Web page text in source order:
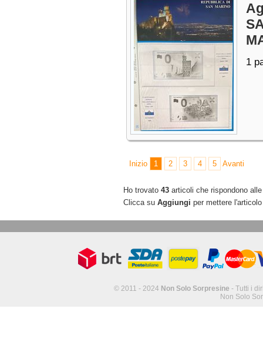
1
Inizio 1 2 3 4 5 Avanti
Ho trovato 43 articoli che rispondono
Clicca su Aggiungi per mettere
© 2011 - 2024 Non Solo Sorpresine - Tutti i
Non Solo